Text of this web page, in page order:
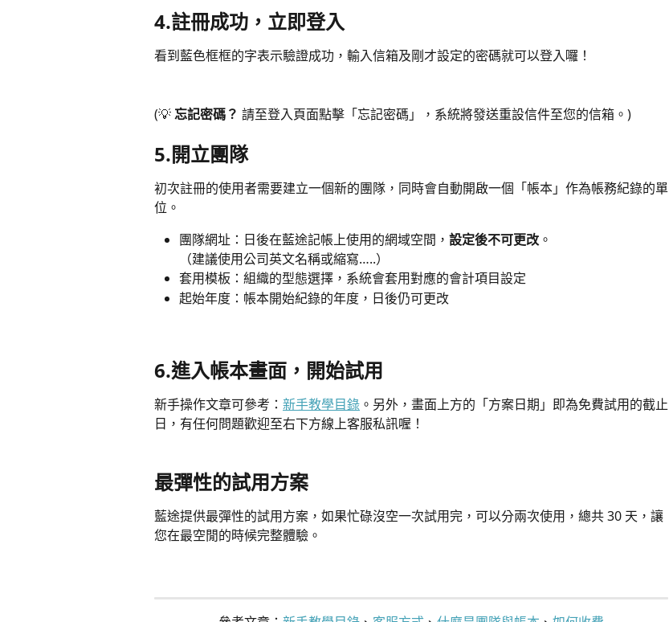
4.註冊成功，立即登入
看到藍色框框的字表示驗證成功，輸入信箱及剛才設定的密碼就可以登入囉！
(💡 忘記密碼？ 請至登入頁面點擊「忘記密碼」，系統將發送重設信件至您的信箱。)
5.開立團隊
初次註冊的使用者需要建立一個新的團隊，同時會自動開啟一個「帳本」作為帳務紀錄的單
位。
團隊網址：日後在藍途記帳上使用的網域空間， 設定後不可更改 。
（建議使用公司英文名稱或縮寫…..）
套用模板：組織的型態選擇，系統會套用對應的會計項目設定
起始年度：帳本開始紀錄的年度，日後仍可更改
6.進入帳本畫面，開始試用
新手操作文章可參考： 新手教學目錄 。另外，畫面上方的「方案日期」即為免費試用的截止
日，有任何問題歡迎至右下方線上客服私訊喔！
最彈性的試用方案
藍途提供最彈性的試用方案，如果忙碌沒空一次試用完，可以分兩次使用，總共 30 天，讓
您在最空閒的時候完整體驗。